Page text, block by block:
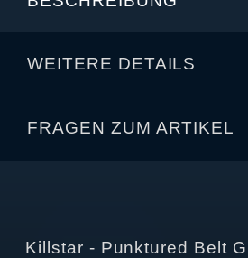
WEITERE DETAILS
FRAGEN ZUM ARTIKEL
Killstar - Punktured Belt